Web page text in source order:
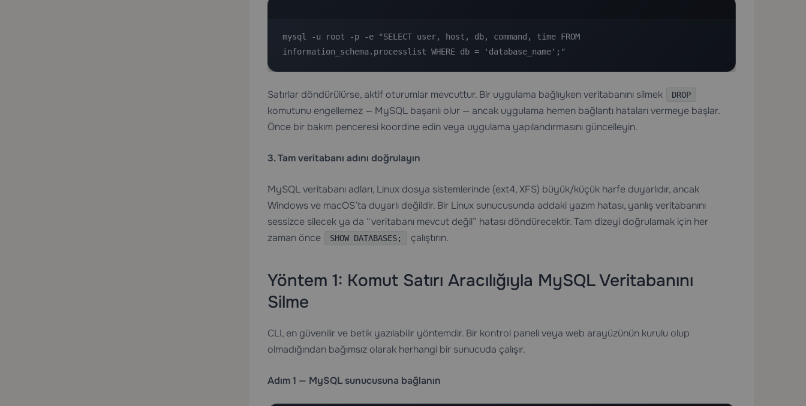
mysql -u root -p -e "SELECT user, host, db, command, time FROM
information_schema.processlist WHERE db = 'database_name';"
Satırlar döndürülürse, aktif oturumlar mevcuttur. Bir uygulama bağlıyken veritabanını silmek DROP
komutunu engellemez — MySQL başarılı olur — ancak uygulama hemen bağlantı hataları vermeye başlar.
Önce bir bakım penceresi koordine edin veya uygulama yapılandırmasını güncelleyin.
3. Tam veritabanı adını doğrulayın
MySQL veritabanı adları, Linux dosya sistemlerinde (ext4, XFS) büyük/küçük harfe duyarlıdır, ancak
Windows ve macOS’ta duyarlı değildir. Bir Linux sunucusunda addaki yazım hatası, yanlış veritabanını
sessizce silecek ya da “veritabanı mevcut değil” hatası döndürecektir. Tam dizeyi doğrulamak için her
zaman önce
SHOW DATABASES; çalıştırın.
Yöntem 1: Komut Satırı Aracılığıyla MySQL Veritabanını
Silme
CLI, en güvenilir ve betik yazılabilir yöntemdir. Bir kontrol paneli veya web arayüzünün kurulu olup
olmadığından bağımsız olarak herhangi bir sunucuda çalışır.
Adım 1 — MySQL sunucusuna bağlanın